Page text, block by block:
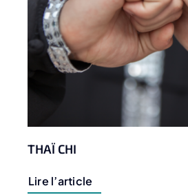
THAÏ CHI
Lire l’article